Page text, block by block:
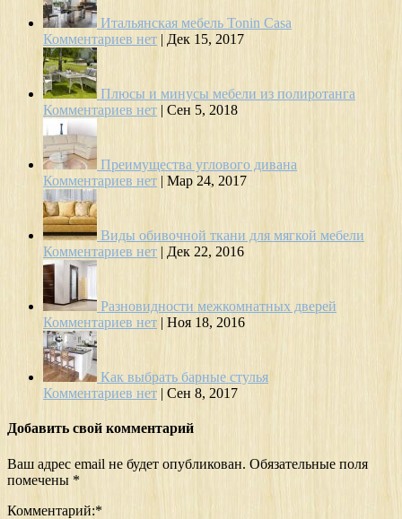
Итальянская мебель Tonin Casa
Комментариев нет | Дек 15, 2017
Плюсы и минусы мебели из полиротанга
Комментариев нет | Сен 5, 2018
Преимущества углового дивана
Комментариев нет | Мар 24, 2017
Виды обивочной ткани для мягкой мебели
Комментариев нет | Дек 22, 2016
Разновидности межкомнатных дверей
Комментариев нет | Ноя 18, 2016
Как выбрать барные стулья
Комментариев нет | Сен 8, 2017
Добавить свой комментарий
Ваш адрес email не будет опубликован. Обязательные поля
помечены *
Комментарий:*